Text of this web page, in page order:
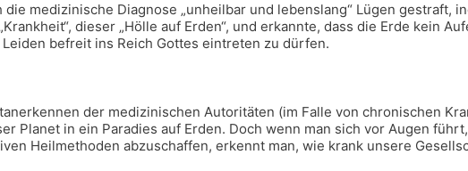
die medizinische Diagnose „unheilbar und lebenslang“ Lügen
dieser „Hölle auf Erden“, und erkannte, dass die Erde kein
befreit ins Reich Gottes eintreten zu dürfen.
der medizinischen Autoritäten (im Falle von chronischen
Planet in ein Paradies auf Erden. Doch wenn man sich vor Augen
Heilmethoden abzuschaffen, erkennt man, wie krank unsere